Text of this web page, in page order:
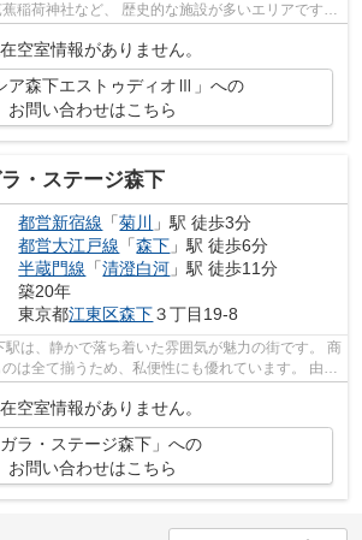
稲荷神社など、 歴史的な施設が多いエリアです。
空室情報がありません。
ア森下エストゥディオⅢ」への
お問い合わせはこちら
・ステージ森下
都営新宿線 「菊川
」駅 徒歩3分
都営大江戸線 「森下 」駅 徒歩6分
半蔵門線 「清澄白河 」駅 徒歩11分
築20年
東京都江東区森下３丁目19-8
は全て揃うため、私便性にも優れています。 由緒
ども多...
空室情報がありません。
ガラ・ステージ森下」への
お問い合わせはこちら